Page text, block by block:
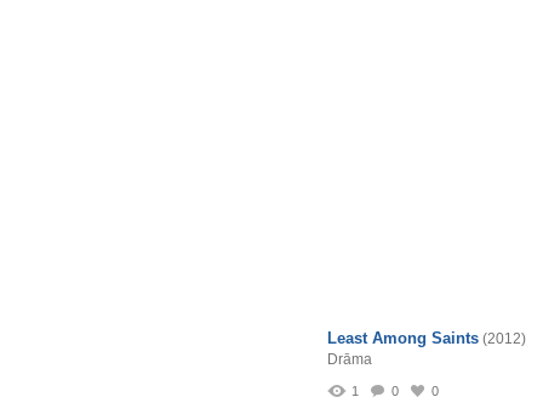
Least Among Saints (2012)
Drāma
1 0 0